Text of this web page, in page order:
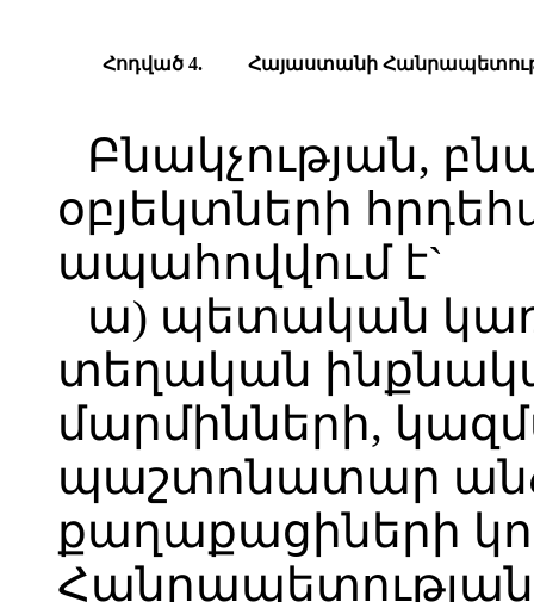
Հոդված 4. Հայաստանի Հ
Բնակչության,
օբյեկտների
ապահովվում է`
ա) պետական
տեղական
մարմինների,
պաշտոնատար
քաղաքացիների
Հանրապետության